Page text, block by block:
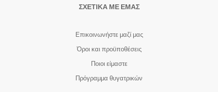
ΣΧΕΤΙΚΑ ΜΕ ΕΜΑΣ
Επικοινωνήστε μαζί μας
Όροι και προϋποθέσεις
Ποιοι είμαστε
Πρόγραμμα θυγατρικών